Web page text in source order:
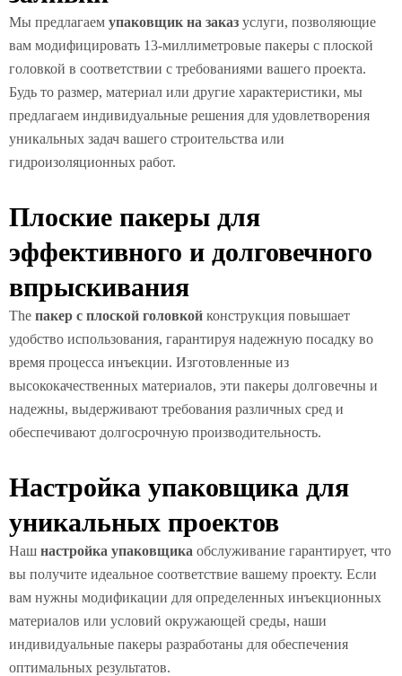
Мы предлагаем упаковщик на заказ услуги, позволяющие
вам модифицировать 13-миллиметровые пакеры с плоской
головкой в соответствии с требованиями вашего проекта.
Будь то размер, материал или другие характеристики, мы
предлагаем индивидуальные решения для удовлетворения
уникальных задач вашего строительства или
гидроизоляционных работ.
Плоские пакеры для
эффективного и долговечного
впрыскивания
The пакер с плоской головкой конструкция повышает
удобство использования, гарантируя надежную посадку во
время процесса инъекции. Изготовленные из
высококачественных материалов, эти пакеры долговечны и
надежны, выдерживают требования различных сред и
обеспечивают долгосрочную производительность.
Настройка упаковщика для
уникальных проектов
Наш настройка упаковщика обслуживание гарантирует, что
вы получите идеальное соответствие вашему проекту. Если
вам нужны модификации для определенных инъекционных
материалов или условий окружающей среды, наши
индивидуальные пакеры разработаны для обеспечения
оптимальных результатов.